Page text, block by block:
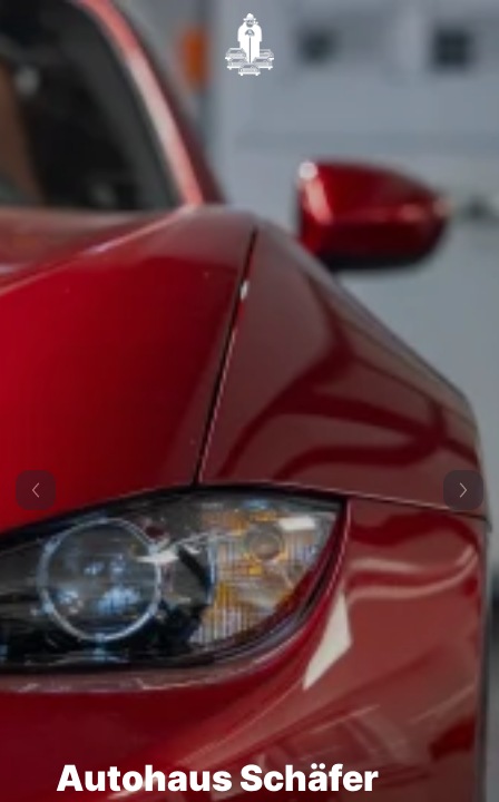
Autohaus Schäfer